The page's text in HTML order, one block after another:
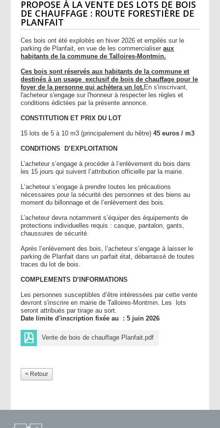
PROPOSE À LA VENTE DES LOTS DE BOIS
DE CHAUFFAGE : ROUTE FORESTIÈRE DE
PLANFAIT
Ces bois ont été exploités en hiver 2026 et empilés sur le
parking de Planfait, en vue de les commercialiseraux
habitants de la commune de Talloires-Montmin.
Ces bois sont réservés aux habitants de la commune et
destinés à un usage exclusif de bois de chauffage pour le
foyer de la personne qui achètera un lot. En s'inscrivant,
l'acheteur s'engage sur l'honneur à respecter les règles et
conditions édictées par la présente annonce.
CONSTITUTION ET PRIX DU LOT
15 lots de 5 à 10 m3 (principalement du hêtre)45 euros / m3
CONDITIONS D’EXPLOITATION
L’acheteur s’engage à procéder à l’enlèvement du bois dans
les 15 jours qui suivent l’attribution officielle par la mairie.
L‘acheteur s’engage à prendre toutes les précautions
nécessaires pour la sécurité des personnes et des biens au
moment du billonnage et de l’enlèvement des bois.
L’acheteur devra notamment s’équiper des équipements de
protections individuelles requis : casque, pantalon, gants,
chaussures de sécurité.
Après l’enlèvement des bois, l’acheteur s’engage à laisser le
parking de Planfait dans un parfait état, débarrassé de toutes
traces du lot de bois.
COMPLEMENTS D’INFORMATIONS
Les personnes susceptibles d’être intéressées par cette vente
devront s'inscrire en mairie de Talloires-Montmin. Les lots
seront attribués par tirage au sort.
Date limite d'inscription fixée au :5 juin 2026
Vente de bois de chauffage Planfait.pdf
< Retour